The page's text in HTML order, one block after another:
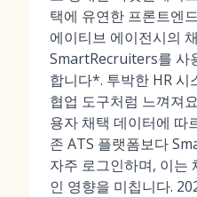
택에 유연한 프론트엔
에이티브 에이전시의
SmartRecruiters를 사
합니다*. 투박한 HR 시
협업 도구처럼 느껴져
용자 채택 데이터에 따
존 ATS 플랫폼보다
자주 로그인하며, 이는
인 영향을 미칩니다.